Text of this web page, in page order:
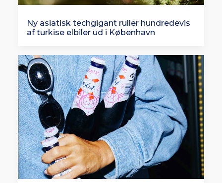
Ny asiatisk techgigant ruller hundredevis
af turkise elbiler ud i København